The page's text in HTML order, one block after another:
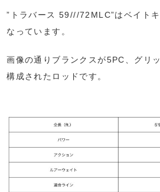
”トラバース 59///72MLC”はベイト
なっています。
画像の通りブランクスが5PC、グリ
構成されたロッドです。